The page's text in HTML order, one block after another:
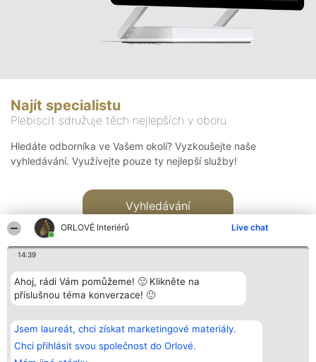
ORLOVÉ Interiérů Live chat
14:39
Ahoj, rádi Vám pomůžeme! 🙂 Klikněte na
příslušnou téma konverzace! 🙂
Jsem laureát, chci získat marketingové materiály.
Chci přihlásit svou společnost do Orlové.
Najít specialistu
Plebiscit sdružuje těch nejlepších v oboru
Hledáte odborníka ve Vašem okolí? Vyzkoušejte naše
vyhledávání. Využívejte pouze ty nejlepší služby!
Vyhledávání
Bright Side Solutions sp. z o.
o. sp. k.
ul. Ruska 22
Wrocław 50-079
Vítězové
Seznam všech
laureátů
Zásady
Kontakt